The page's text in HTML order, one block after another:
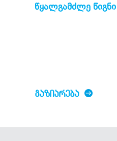
წყალგამძლე წიგნი
ᲒᲐᲖᲘᲐᲠᲔᲑᲐ